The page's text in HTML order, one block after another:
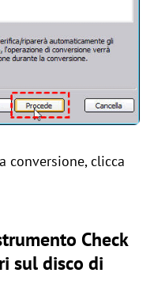
conversione, clicca
Check
sul disco di